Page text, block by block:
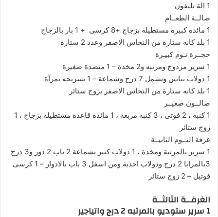
1 الة تليفون
صالــة الطعــام
1 مائدة كبيرة مستطيلة بزجاج +8 كرسى + 1 بار بالزجاج
1 بلد كانه ستارة من النحاس الاصفر وعدد 2 ستارة
حجــرة نـوم كبيـرة
1 سرير مزدوج ومرتبه و2 مخدة – 1 منضدة صغيرة
1 دولاب ببابين ويشمل 7 درج وشماعة – 1 تسريحه بمرآة
1 بلد كانه ستارة من النحاس الاصفر بزوج ستائر
صالــون صغيــر
1 كنبه ، 2 فوتى ، 3 كنبه مربعة ، 1 مائدة قاعدة مستطيلة بزجاج ، 1
زوج ستائر
غرفة النــوم الثانيــة
1 سرير بالمرتبة ومخدة ، 1 دولاب كبير بشماعة 2 باب 2 دور و3 درج
3بالمرايا 2 درج ودولاب احذية ومن اسفل 3 باب بالادوار – 1 كرسى
فوتيل – 2 زوج ستائر
الغرفــة الثالثــة
1 سرير ستوديو بالمرتبه 2 درج واتياجير